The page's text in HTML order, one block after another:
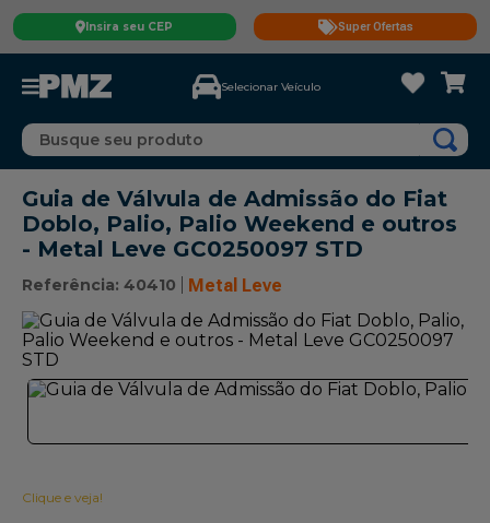
Insira seu CEP Super Ofertas
Selecionar Veículo
Busque seu produto
Guia de Válvula de Admissão do Fiat
Doblo, Palio, Palio Weekend e outros
- Metal Leve GC0250097 STD
Referência: 40410 Metal Leve
Clique e veja!